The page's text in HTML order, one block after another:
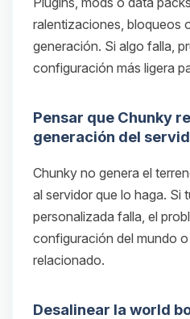
ralentizaciones, bloqueos
generación. Si algo falla,
configuración más ligera
Pensar que Chunky
generación del
Chunky no genera el
al servidor que lo haga. Si
personalizada falla, el
configuración del mundo
relacionado.
Desalinear la world